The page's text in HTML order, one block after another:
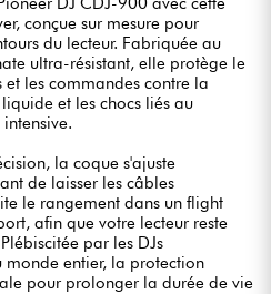
conçue sur mesure pour
du lecteur. Fabriquée au
ultra-résistant, elle protège le
les commandes contre la
et les chocs liés au
la coque s'ajuste
de laisser les câbles
le rangement dans un flight
afin que votre lecteur reste
par les DJs
monde entier, la protection
pour prolonger la durée de vie